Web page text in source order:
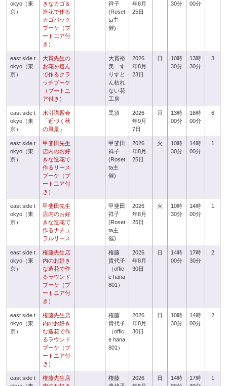
okyo（東
京）
きなカゴ＆
造花で作る
カゴバック
ブーケ（ブ
ート二ア付
き）
祥子
(Roset
ta主
催)
年8月
25日
30分
00分
east side t
okyo（東
京）
大貫先生の
お花を選ん
で作るクラ
ッチブーケ
（ブートニ
ア付き）
大貫裕
美 す
りすと
ん枯れ
ない花
工房
2026
年8月
23日
日
10時
30分
13時
30分
3
east side t
okyo（東
京）
水引講習会
「近づく秋
の風景」
黒須
2026
年9月
7日
月
13時
00分
16時
00分
6
east side t
okyo（東
京）
甲斐田先生
店内のお好
きな造花で
作るリース
ブーケ（ブ
ート二ア付
き）
甲斐田
祥子
(Roset
ta主
催)
2026
年8月
25日
火
10時
30分
14時
00分
1
east side t
okyo（東
京）
甲斐田先生
店内のお好
きな造花で
作るナチュ
ラルリース
甲斐田
祥子
(Roset
ta主
催)
2026
年8月
25日
火
10時
30分
14時
00分
1
east side t
okyo（東
京）
権藤先生店
内のお好き
な造花で作
るラウンド
ブーケ（ブ
ートニア付
き）
権藤
貴代子
（offic
e hana
801）
2026
年8月
30日
日
14時
00分
17時
30分
2
east side t
okyo（東
京）
権藤先生店
内のお好き
な造花で作
るラウンド
ブーケ（ブ
ートニア付
き）
権藤
貴代子
（offic
e hana
801）
2026
年8月
30日
日
10時
30分
14時
00分
2
east side t
権藤先生店
権藤
2026
日
14時
17時
1